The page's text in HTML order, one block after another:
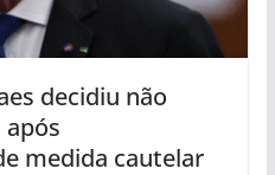
decidiu não
medida cautelar